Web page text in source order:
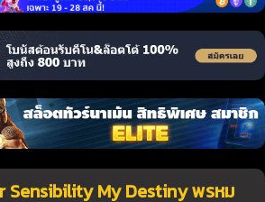
Sensibility My Destiny พรหม